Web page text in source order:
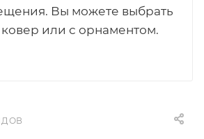
Вы можете выбрать
или с орнаментом.